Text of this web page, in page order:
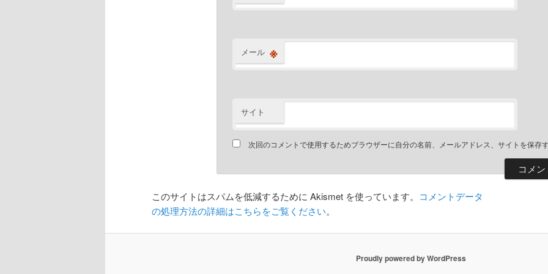
メール ※
サイト
次回のコメントで使用するためブラウザーに自分の名前、メールアドレス、サイトを保存
このサイトはスパムを低減するために Akismet を使っています。 コメントデータ
の処理方法の詳細はこちらをご覧ください。
Proudly powered by WordPress